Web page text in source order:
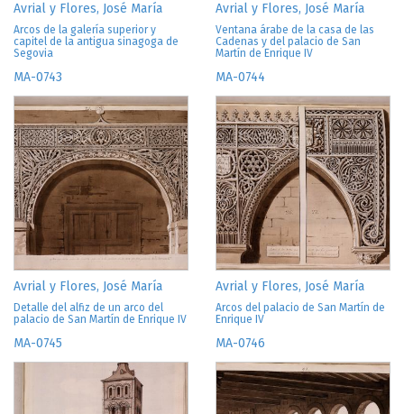
Avrial y Flores, José María
Arcos de la galería superior y
capitel de la antigua sinagoga de
Segovia
Avrial y Flores, José María
Ventana árabe de la casa de las
Cadenas y del palacio de San
Martín de Enrique IV
MA-0743
Avrial y Flores, José María
Detalle del alfiz de un arco del
palacio de San Martín de Enrique IV
MA-0744
Avrial y Flores, José María
Arcos del palacio de San Martín de
Enrique IV
MA-0745 MA-0746